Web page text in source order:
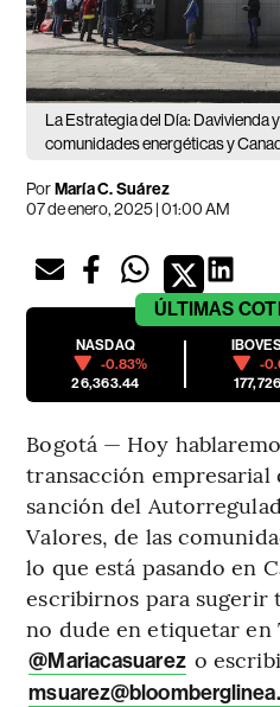
La Estrategia del Día: Davivienda
comunidades energéticas y
PorMaría C. Suárez
07 de enero, 2025 | 01:00 AM
ÚLTIMAS
NASDAQ
-0.83%
26,363.44
-
Bogotá — Hoy
transacción empresarial
sanción del
Valores, de las
lo que está pasando en
escribirnos para sugerir
no dude en etiquetar
@Mariacasuarez o